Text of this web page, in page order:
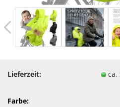
Lieferzeit: ca.
Farbe: